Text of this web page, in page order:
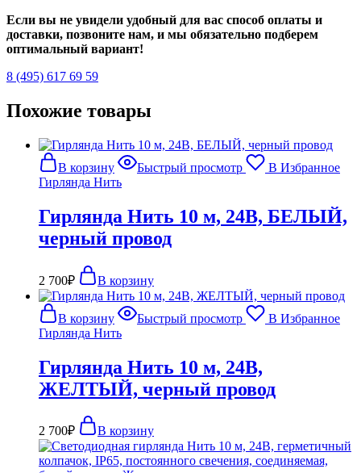
Если вы не увидели удобный для вас способ оплаты и
доставки, позвоните нам, и мы обязательно подберем
оптимальный вариант!
8 (495) 617 69 59
Похожие товары
В корзину Быстрый просмотр
В Избранное
Гирлянда Нить
Гирлянда Нить 10 м, 24В, БЕЛЫЙ,
черный провод
2 700₽ В корзину
В корзину Быстрый просмотр
В Избранное
Гирлянда Нить
Гирлянда Нить 10 м, 24В,
ЖЕЛТЫЙ, черный провод
2 700₽ В корзину